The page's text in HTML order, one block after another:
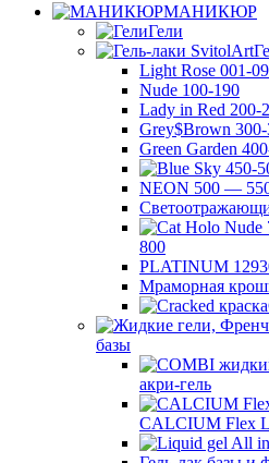
МАНИКЮР
Гели
Light Rose 001-
Nude 100-190
Lady in Red 200-
Grey$Brown
Green Garden
NEON 500 —
800
PLATINUM
Мраморная
базы
акри-гель
CALCIUM Flex